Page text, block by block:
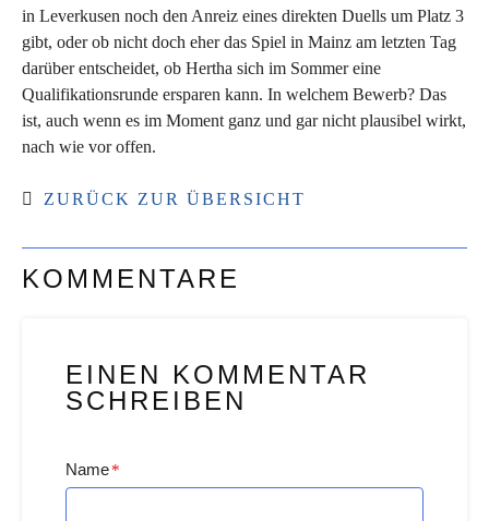
in Leverkusen noch den Anreiz eines direkten Duells um Platz 3
gibt, oder ob nicht doch eher das Spiel in Mainz am letzten Tag
darüber entscheidet, ob Hertha sich im Sommer eine
Qualifikationsrunde ersparen kann. In welchem Bewerb? Das
ist, auch wenn es im Moment ganz und gar nicht plausibel wirkt,
nach wie vor offen.
ZURÜCK ZUR ÜBERSICHT
KOMMENTARE
EINEN KOMMENTAR
SCHREIBEN
Name*